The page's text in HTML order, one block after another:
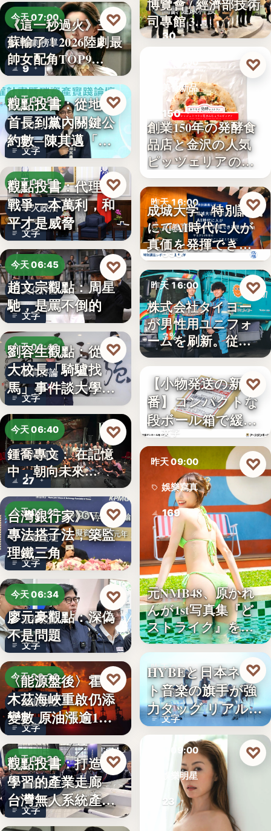
今天 07:00
影劇榜單
9
《這一秒過火》王籽
蘇輸了！2026陸劇最
帥女配角TOP9…
♡
今天 07:00
政治分析
文字
觀點投書：從地方
首長到黨內關鍵公
約數─陳其邁「被
組閣」背…
♡
今天 06:50
軍火政治
文字
觀點投書：代理人
戰爭一本萬利，和
平才是威脅
♡
今天 06:45
文化評論
文字
趙文宗觀點：周星
馳，是罵不倒的
♡
今天 06:42
教育評論
文字
劉容生觀點：從清
大校長「騎驢找
馬」事件談大學治
理與領導倫…
♡
今天 06:40
劇場隨筆
27
鍾喬專文： 在記憶
中，朝向未來…
♡
今天 06:40
金融監理
文字
台灣銀行家》VASP
專法搭子法，築監
理鐵三角
♡
今天 06:34
法律觀點
文字
廖元豪觀點：深偽
不是問題
♡
今天 06:30
能源財經
文字
〈能源盤後〉霍爾
木茲海峽重啟仍添
變數 原油漲逾1%
但周…
♡
今天 06:30
產業戰略
文字
觀點投書：打造會
學習的產業走廊─
台灣無人系統產業
需要的是…
♡
高齡健康科技
30
博覽會 / 經濟部技術
司專館 3…
昨天 16:00
美食新品
150
創業150年の発酵食
品店と金沢の人気
ピッツェリアのコ
ラボ…
♡
昨天 16:00
AI教育
350
成城大学、特別講義
にてAI時代に人が
真価を発揮できる
理由…
♡
昨天 16:00
企業制服
3%
株式会社タイヨー
が男性用ユニフォ
ームを刷新。従来
の男女兼…
♡
昨天 15:10
日本包材
文字
【小物発送の新定
番】コンパクトな
段ボール箱で緩衝
材の節約…
♡
昨天 09:00
娛樂寫真
169
元NMB48、原かれ
んが1st写真集『ど
ストライク』を…
♡
昨天 09:00
娛樂新聞
文字
HYBEと日本ネッ
ト音楽の旗手が強
力タッグ リアル×
バー…
♡
昨天 09:00
娛樂明星
23
♡